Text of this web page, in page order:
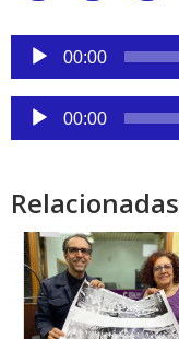
Reproductor
audio
00:00
Reproductor
de
00:00
Relacionadas